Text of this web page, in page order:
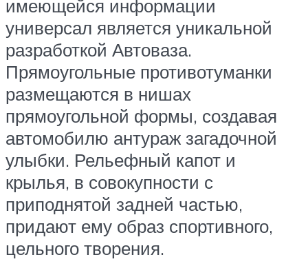
имеющейся информации
универсал является уникальной
разработкой Автоваза.
Прямоугольные противотуманки
размещаются в нишах
прямоугольной формы, создавая
автомобилю антураж загадочной
улыбки. Рельефный капот и
крылья, в совокупности с
приподнятой задней частью,
придают ему образ спортивного,
цельного творения.